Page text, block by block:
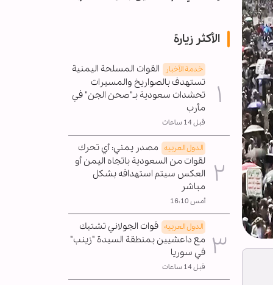
الأكثر زيارة
خدمة الأخبار
القوات المسلحة اليمنية
تستهدف بالصواريخ والمسيرات
تحشدات سعودية بـ"صحن الجن" في
مأرب
قبل 14 ساعات
الدول العربیه مصدر يمني: أي تحرك
لقوات من السعودية باتجاه اليمن أو
العكس سيتم استهدافه بشكل
مباشر
أمس 16:10
الدول العربیه قوات الجولاني تشتبك
مع داعشيين بمنطقة السيدة "زينب"
في سوريا
قبل 14 ساعات